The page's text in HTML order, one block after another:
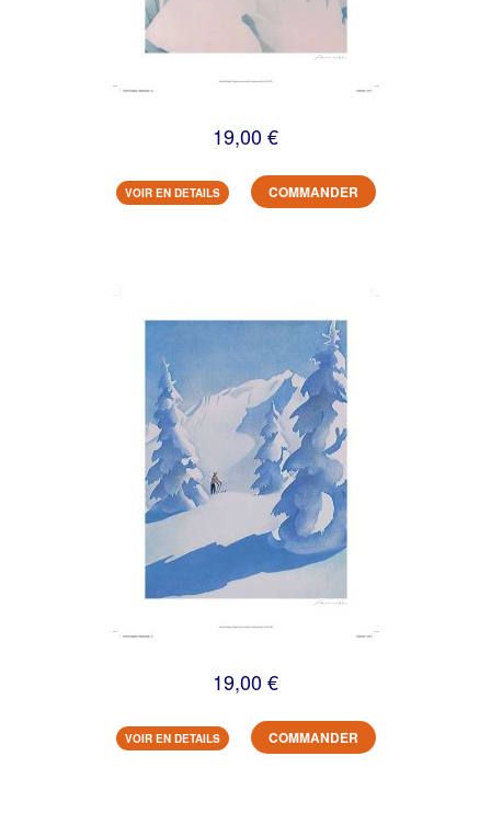
19,00 €
VOIR EN DETAILS COMMANDER
19,00 €
VOIR EN DETAILS COMMANDER